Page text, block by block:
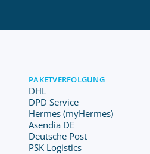
PAKETVERFOLGUNG
DHL
DPD Service
Hermes (myHermes)
Asendia DE
Deutsche Post
PSK Logistics